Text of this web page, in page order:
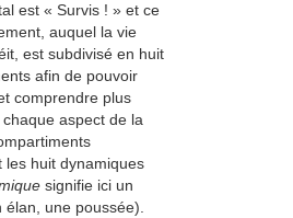
est « Survis ! » et ce
auquel la vie
est subdivisé en huit
afin de pouvoir
comprendre plus
aspect de la
les huit dynamiques
signifie ici un
élan, une poussée).